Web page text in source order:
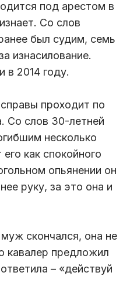
под арестом в
Со слов
был судим, семь
изнасилование.
в 2014 году.
проходит по
Со слов 30-летней
несколько
как спокойного
опьянении он
руку, за это она и
скончался, она не
кавалер предложил
– «действуй